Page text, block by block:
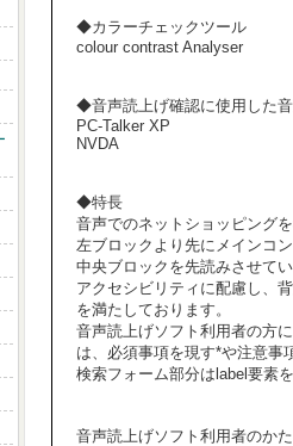
◆カラーチェックツール
colour contrast Analyser
◆音声読上げ確認に使用した
PC-Talker XP
NVDA
◆特長
音声でのネットショッピング
左ブロックより先にメインコ
中央ブロックを先読みさせてい
アクセシビリティに配慮し、
を満たしております。
音声読上げソフト利用者の方
は、必須事項を現す*や注意事
検索フォーム部分はlabel要素
音声読上げソフト利用者のか